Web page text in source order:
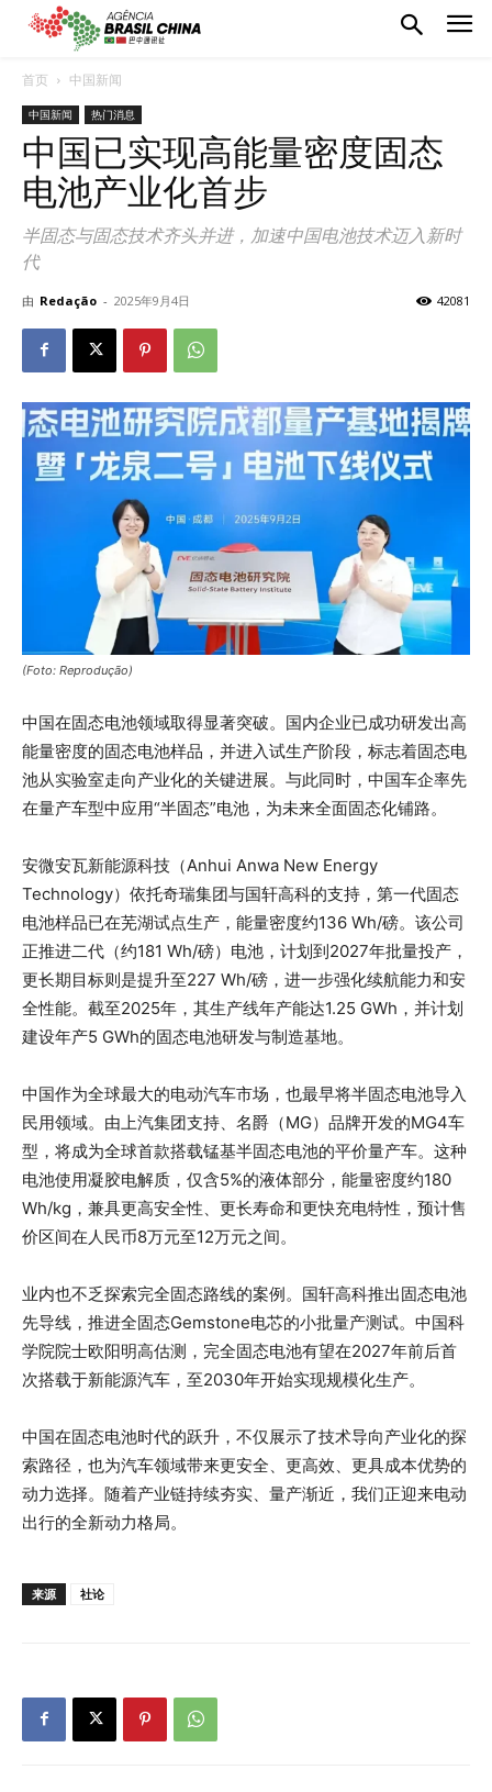
首页 中国新闻
中国新闻 热门消息
中国已实现高能量密度固态
电池产业化首步
半固态与固态技术齐头并进，加速中国电池技术迈入新时
代
由 Redação - 2025年9月4日 42081
(Foto: Reprodução)
中国在固态电池领域取得显著突破。国内企业已成功研发出高
能量密度的固态电池样品，并进入试生产阶段，标志着固态电
池从实验室走向产业化的关键进展。与此同时，中国车企率先
在量产车型中应用“半固态”电池，为未来全面固态化铺路。
安微安瓦新能源科技（Anhui Anwa New Energy
Technology）依托奇瑞集团与国轩高科的支持，第一代固态
电池样品已在芜湖试点生产，能量密度约136 Wh/磅。该公司
正推进二代（约181 Wh/磅）电池，计划到2027年批量投产，
更长期目标则是提升至227 Wh/磅，进一步强化续航能力和安
全性能。截至2025年，其生产线年产能达1.25 GWh，并计划
建设年产5 GWh的固态电池研发与制造基地。
中国作为全球最大的电动汽车市场，也最早将半固态电池导入
民用领域。由上汽集团支持、名爵（MG）品牌开发的MG4车
型，将成为全球首款搭载锰基半固态电池的平价量产车。这种
电池使用凝胶电解质，仅含5%的液体部分，能量密度约180
Wh/kg，兼具更高安全性、更长寿命和更快充电特性，预计售
价区间在人民币8万元至12万元之间。
业内也不乏探索完全固态路线的案例。国轩高科推出固态电池
先导线，推进全固态Gemstone电芯的小批量产测试。中国科
学院院士欧阳明高估测，完全固态电池有望在2027年前后首
次搭载于新能源汽车，至2030年开始实现规模化生产。
中国在固态电池时代的跃升，不仅展示了技术导向产业化的探
索路径，也为汽车领域带来更安全、更高效、更具成本优势的
动力选择。随着产业链持续夯实、量产渐近，我们正迎来电动
出行的全新动力格局。
来源 社论